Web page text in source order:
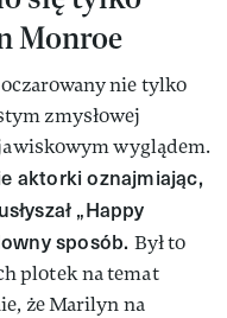
Monroe
nie tylko
zmysłowej
wyglądem.
aktorki oznajmiając,
„Happy
sposób. Był to
plotek na temat
że Marilyn na